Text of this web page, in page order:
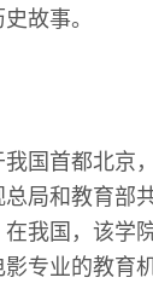
故事。
国首都北京
局和教育部
我国，该学
专业的教育